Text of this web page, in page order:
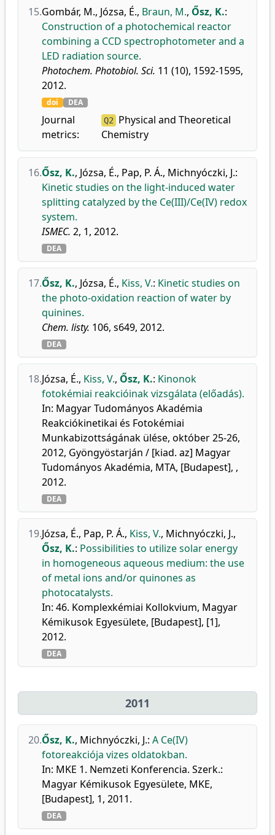
15.Gombár, M., Józsa, É., Braun, M., Ősz, K.:
Construction of a photochemical reactor
combining a CCD spectrophotometer and a
LED radiation source.
Photochem. Photobiol. Sci. 11 (10), 1592-1595,
2012.
doi DEA
Journal
metrics:
Q2 Physical and Theoretical
Chemistry
16.Ősz, K., Józsa, É., Pap, P. Á., Michnyóczki, J.:
Kinetic studies on the light-induced water
splitting catalyzed by the Ce(III)/Ce(IV) redox
system.
ISMEC. 2, 1, 2012.
DEA
17.Ősz, K., Józsa, É., Kiss, V.: Kinetic studies on
the photo-oxidation reaction of water by
quinines.
Chem. listy. 106, s649, 2012.
DEA
18.Józsa, É., Kiss, V., Ősz, K.: Kinonok
fotokémiai reakcióinak vizsgálata (előadás).
In: Magyar Tudományos Akadémia
Reakciókinetikai és Fotokémiai
Munkabizottságának ülése, október 25-26,
2012, Gyöngyöstarján / [kiad. az] Magyar
Tudományos Akadémia, MTA, [Budapest], ,
2012.
DEA
19.Józsa, É., Pap, P. Á., Kiss, V., Michnyóczki, J.,
Ősz, K.: Possibilities to utilize solar energy
in homogeneous aqueous medium: the use
of metal ions and/or quinones as
photocatalysts.
In: 46. Komplexkémiai Kollokvium, Magyar
Kémikusok Egyesülete, [Budapest], [1],
2012.
DEA
2011
20.Ősz, K., Michnyóczki, J.: A Ce(IV)
fotoreakciója vizes oldatokban.
In: MKE 1. Nemzeti Konferencia. Szerk.:
Magyar Kémikusok Egyesülete, MKE,
[Budapest], 1, 2011.
DEA